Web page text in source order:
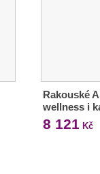
Rakouské
wellness i
8 121 Kč